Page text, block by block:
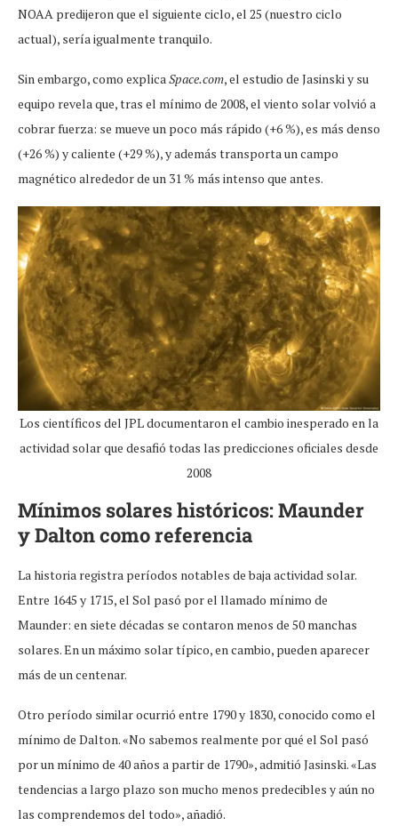
NOAA predijeron que el siguiente ciclo, el 25 (nuestro ciclo
actual), sería igualmente tranquilo.
Sin embargo, como explicaSpace.com, el estudio de Jasinski y su
equipo revela que, tras el mínimo de 2008, el viento solar volvió a
cobrar fuerza: se mueve un poco más rápido (+6 %), es más denso
(+26 %) y caliente (+29 %), y además transporta un campo
magnético alrededor de un 31 % más intenso que antes.
Los científicos del JPL documentaron el cambio inesperado en la
actividad solar que desafió todas las predicciones oficiales desde
2008
Mínimos solares históricos: Maunder
y Dalton como referencia
La historia registra períodos notables de baja actividad solar.
Entre 1645 y 1715, el Sol pasó por el llamado mínimo de
Maunder: en siete décadas se contaron menos de 50 manchas
solares. En un máximo solar típico, en cambio, pueden aparecer
más de un centenar.
Otro período similar ocurrió entre 1790 y 1830, conocido como el
mínimo de Dalton. «No sabemos realmente por qué el Sol pasó
por un mínimo de 40 años a partir de 1790», admitió Jasinski. «Las
tendencias a largo plazo son mucho menos predecibles y aún no
las comprendemos del todo», añadió.